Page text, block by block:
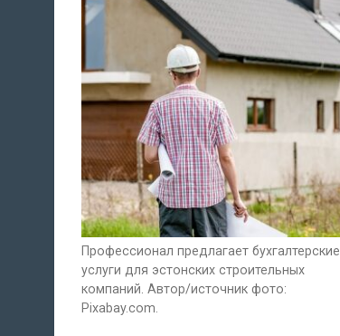
Профессионал предлагает бухгалтерские
услуги для эстонских строительных
компаний. Автор/источник фото:
Pixabay.com.